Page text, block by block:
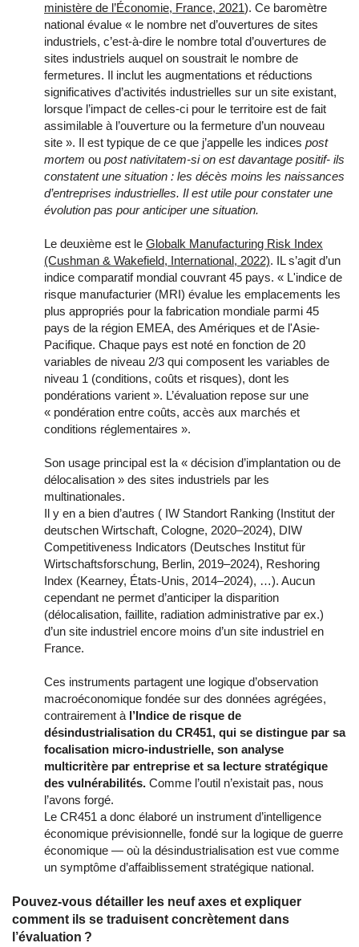
ministère de l’Économie, France, 2021). Ce baromètre
national évalue « le nombre net d’ouvertures de sites
industriels, c’est-à-dire le nombre total d’ouvertures de
sites industriels auquel on soustrait le nombre de
fermetures. Il inclut les augmentations et réductions
significatives d’activités industrielles sur un site existant,
lorsque l’impact de celles-ci pour le territoire est de fait
assimilable à l’ouverture ou la fermeture d’un nouveau
site ». Il est typique de ce que j’appelle les indices post
mortem ou post nativitatem-si on est davantage positif- ils
constatent une situation : les décès moins les naissances
d’entreprises industrielles. Il est utile pour constater une
évolution pas pour anticiper une situation.
Le deuxième est le Globalk Manufacturing Risk Index
(Cushman & Wakefield, International, 2022). IL s’agit d’un
indice comparatif mondial couvrant 45 pays. « L'indice de
risque manufacturier (MRI) évalue les emplacements les
plus appropriés pour la fabrication mondiale parmi 45
pays de la région EMEA, des Amériques et de l'Asie-
Pacifique. Chaque pays est noté en fonction de 20
variables de niveau 2/3 qui composent les variables de
niveau 1 (conditions, coûts et risques), dont les
pondérations varient ». L’évaluation repose sur une
« pondération entre coûts, accès aux marchés et
conditions réglementaires ».
Son usage principal est la « décision d’implantation ou de
délocalisation » des sites industriels par les
multinationales.
Il y en a bien d’autres ( IW Standort Ranking (Institut der
deutschen Wirtschaft, Cologne, 2020–2024), DIW
Competitiveness Indicators (Deutsches Institut für
Wirtschaftsforschung, Berlin, 2019–2024), Reshoring
Index (Kearney, États-Unis, 2014–2024), …). Aucun
cependant ne permet d’anticiper la disparition
(délocalisation, faillite, radiation administrative par ex.)
d’un site industriel encore moins d’un site industriel en
France.
Ces instruments partagent une logique d’observation
macroéconomique fondée sur des données agrégées,
contrairement à l’Indice de risque de
désindustrialisation du CR451, qui se distingue par sa
focalisation micro-industrielle, son analyse
multicritère par entreprise et sa lecture stratégique
des vulnérabilités. Comme l’outil n’existait pas, nous
l’avons forgé.
Le CR451 a donc élaboré un instrument d’intelligence
économique prévisionnelle, fondé sur la logique de guerre
économique — où la désindustrialisation est vue comme
un symptôme d’affaiblissement stratégique national.
Pouvez-vous détailler les neuf axes et expliquer
comment ils se traduisent concrètement dans
l’évaluation ?